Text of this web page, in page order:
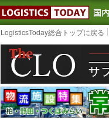
LogisticsToday総合トップに戻る